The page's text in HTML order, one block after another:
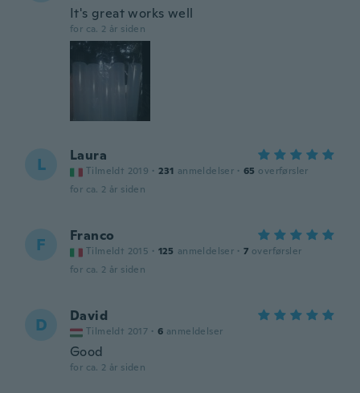
It's great works well
for ca. 2 år siden
L Laura
Tilmeldt 2019 · 231 anmeldelser · 65 overførsler
for ca. 2 år siden
F Franco
Tilmeldt 2015 · 125 anmeldelser · 7 overførsler
for ca. 2 år siden
D David
Tilmeldt 2017 · 6 anmeldelser
Good
for ca. 2 år siden